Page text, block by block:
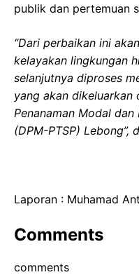
publik dan pertemuan
“Dari perbaikan ini
kelayakan lingkungan
selanjutnya diproses
yang akan dikeluarkan
Penanaman Modal
(DPM-PTSP) Lebong”,
Laporan : Muhamad
Comments
comments